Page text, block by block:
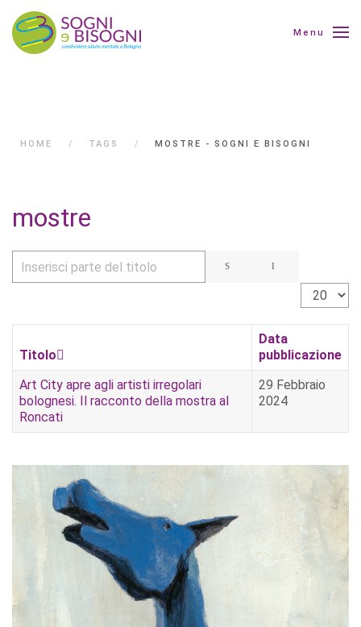
Menu
HOME TAGS MOSTRE - SOGNI E BISOGNI
mostre
Inserisci parte del titolo
Visualizza
Titolo
Data
pubblicazione
Art City apre agli artisti irregolari
bolognesi. Il racconto della mostra al
Roncati
29 Febbraio
2024